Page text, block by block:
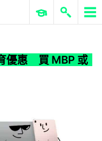
ERP 與商業 AI
優惠 買 MBP 或